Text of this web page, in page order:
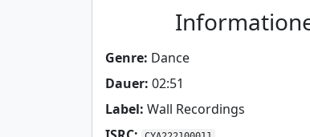
Genre: Dance
Dauer: 02:51
Label: Wall Recordings